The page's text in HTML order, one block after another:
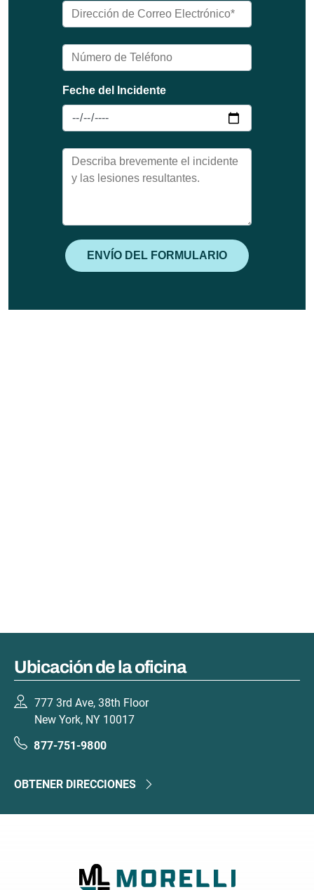
Ubicación de la oficina
777 3rd Ave, 38th Floor
New York, NY 10017
877-751-9800
OBTENER DIRECCIONES